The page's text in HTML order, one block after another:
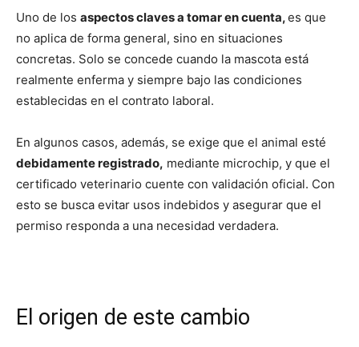
Uno de los aspectos claves a tomar en cuenta,es que
no aplica de forma general, sino en situaciones
concretas. Solo se concede cuando la mascota está
realmente enferma y siempre bajo las condiciones
establecidas en el contrato laboral.
En algunos casos, además, se exige que el animal esté
debidamente registrado, mediante microchip, y que el
certificado veterinario cuente con validación oficial. Con
esto se busca evitar usos indebidos y asegurar que el
permiso responda a una necesidad verdadera.
El origen de este cambio